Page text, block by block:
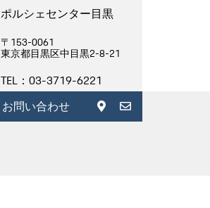
ポルシェセンター目黒
〒153-0061
東京都目黒区中目黒2-8-21
TEL：03-3719-6221
お問い合わせ